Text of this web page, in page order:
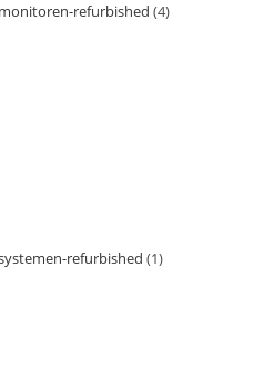
monitoren-refurbished 4
refurbished 1